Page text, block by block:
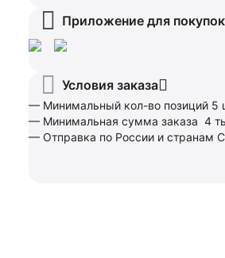
Приложение для покупок
Условия заказа
— Минимальный кол-во позиций 5
— Минимальная сумма заказа 4
— Отправка по России и странам